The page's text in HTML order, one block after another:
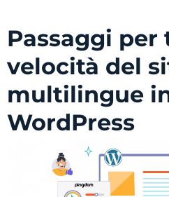
Passaggi per
velocità del
multilingue
WordPress